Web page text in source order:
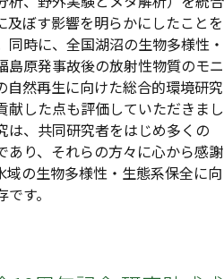
及ぼす影響を明らかにしたことを
時に、全国湖沼の生物多様性・
島原発事故後の放射性物質のモニ
自然再生に向けた総合的環境研究
献した点も評価していただきまし
は、共同研究者をはじめ多くの
あり、それらの方々に心から感謝
域の生物多様性・生態系保全に向
す。